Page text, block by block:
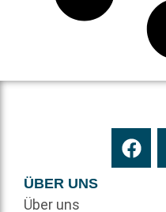
ÜBER UNS
Über uns